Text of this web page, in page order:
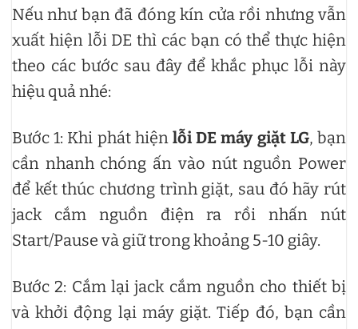
Nếu như bạn đã đóng kín cửa rồi nhưng vẫn
xuất hiện lỗi DE thì các bạn có thể thực hiện
theo các bước sau đây để khắc phục lỗi này
hiệu quả nhé:
Bước 1: Khi phát hiện lỗi DE máy giặt LG, bạn
cần nhanh chóng ấn vào nút nguồn Power
để kết thúc chương trình giặt, sau đó hãy rút
jack cắm nguồn điện ra rồi nhấn nút
Start/Pause và giữ trong khoảng 5-10 giây.
Bước 2: Cắm lại jack cắm nguồn cho thiết bị
và khởi động lại máy giặt. Tiếp đó, bạn cần